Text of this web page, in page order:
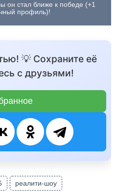
он стал ближе к победе (+1
профиль)!
💡 Сохраните её
с друзьями!
реалити-шоу